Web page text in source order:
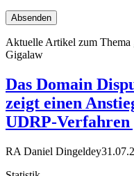
Aktuelle Artikel zum Thema
Gigalaw
Das Domain
zeigt einen
UDRP-Verfahren
RA Daniel Dingeldey